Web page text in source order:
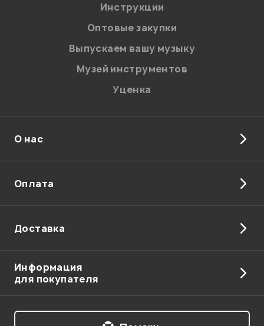
на обработку персональных данных в
Политикой в отношении обработки
персональных данных.
Введите проверочное число:
Отправить
Инструкции
Оптовые закупки
Выпускаем вашу музыку
Музей инструментов
Уценка
О нас
Оплата
Доставка
Информация
для покупателя